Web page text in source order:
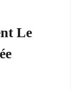
Le